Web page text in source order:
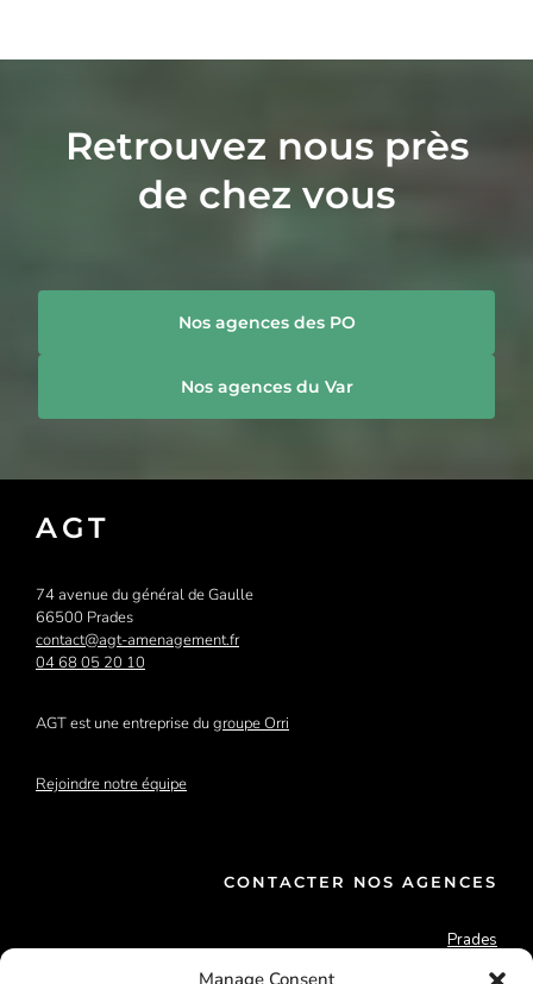
Manage Consent
Retrouvez nous près
de chez vous
Nos agences des PO
Nos agences du Var
AGT
74 avenue du général de Gaulle
66500 Prades
contact@agt-amenagement.fr
04 68 05 20 10
AGT est une entreprise dugroupe Orri
Rejoindre notre équipe
CONTACTER NOS AGENCES
Prades